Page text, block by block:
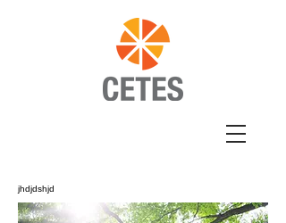
jhdjdshjd